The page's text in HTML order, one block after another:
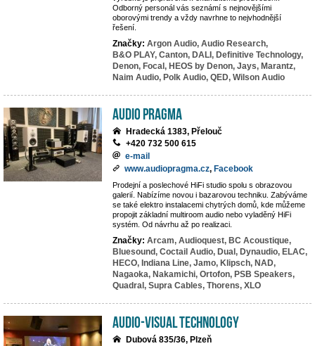
Odborný personál vás seznámí s nejnovějšími
oborovými trendy a vždy navrhne to nejvhodnější
řešení.
Značky: Argon Audio, Audio Research,
B&O PLAY, Canton, DALI, Definitive Technology,
Denon, Focal, HEOS by Denon, Jays, Marantz,
Naim Audio, Polk Audio, QED, Wilson Audio
Audio Pragma
Hradecká 1383, Přelouč
+420 732 500 615
e-mail
www.audiopragma.cz, Facebook
Prodejní a poslechové HiFi studio spolu s obrazovou
galerií. Nabízíme novou i bazarovou techniku. Zabýváme
se také elektro instalacemi chytrých domů, kde můžeme
propojit základní multiroom audio nebo vyladěný HiFi
systém. Od návrhu až po realizaci.
Značky: Arcam, Audioquest, BC Acoustique,
Bluesound, Coctail Audio, Dual, Dynaudio, ELAC,
HECO, Indiana Line, Jamo, Klipsch, NAD,
Nagaoka, Nakamichi, Ortofon, PSB Speakers,
Quadral, Supra Cables, Thorens, XLO
AUDIO-VISUAL TECHNOLOGY
Dubová 835/36, Plzeň